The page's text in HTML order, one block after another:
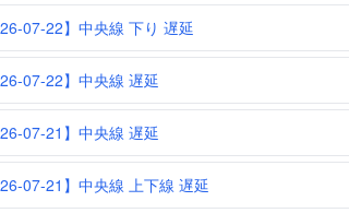
07-22】中央線 下り 遅延
07-22】中央線 遅延
07-21】中央線 遅延
07-21】中央線 上下線 遅延